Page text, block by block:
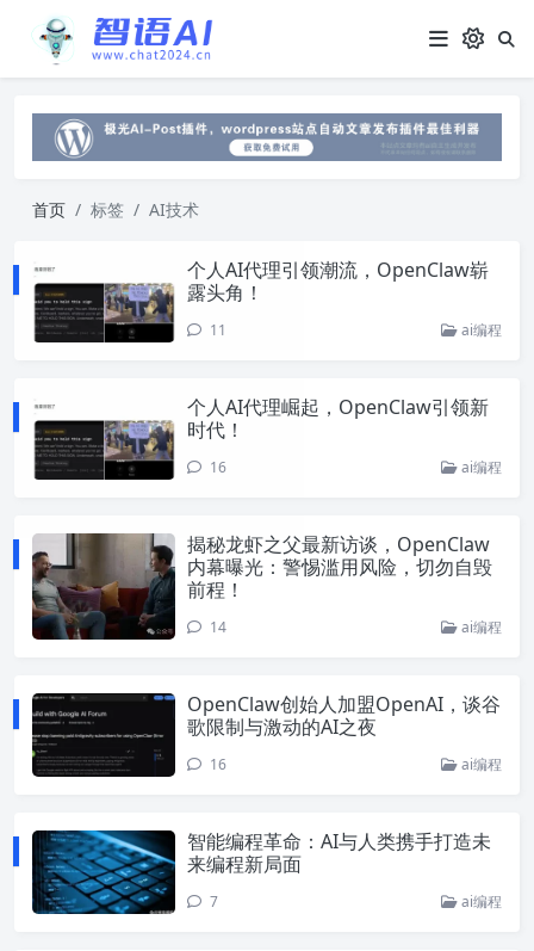
首页 标签 AI技术
个人AI代理引领潮流，OpenClaw崭
露头角！
11 ai编程
个人AI代理崛起，OpenClaw引领新
时代！
16 ai编程
揭秘龙虾之父最新访谈，OpenClaw
内幕曝光：警惕滥用风险，切勿自毁
前程！
14 ai编程
OpenClaw创始人加盟OpenAI，谈谷
歌限制与激动的AI之夜
16 ai编程
智能编程革命：AI与人类携手打造未
来编程新局面
7 ai编程